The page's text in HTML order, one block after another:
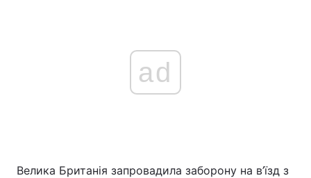
ad
Велика Британія запровадила заборону на в’їзд з